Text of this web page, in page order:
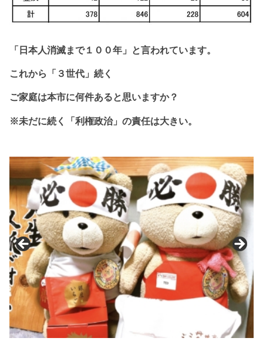
「日本人消滅まで１ ００年」と言われています。
これから 「３世代」続く
ご家庭は本市に何件あると思いますか？
※未だに続く「利権政治」の責任は大きい。